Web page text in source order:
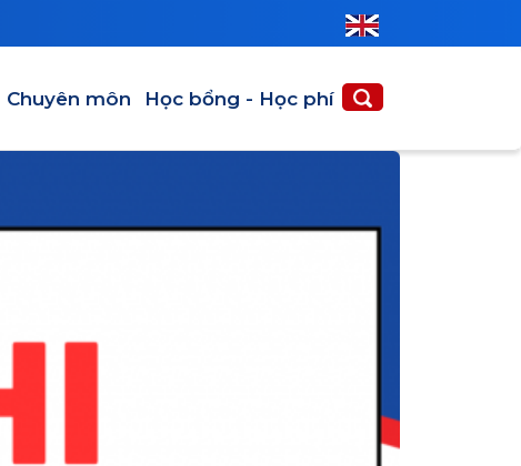
Chuyên môn Học bổng - Học phí